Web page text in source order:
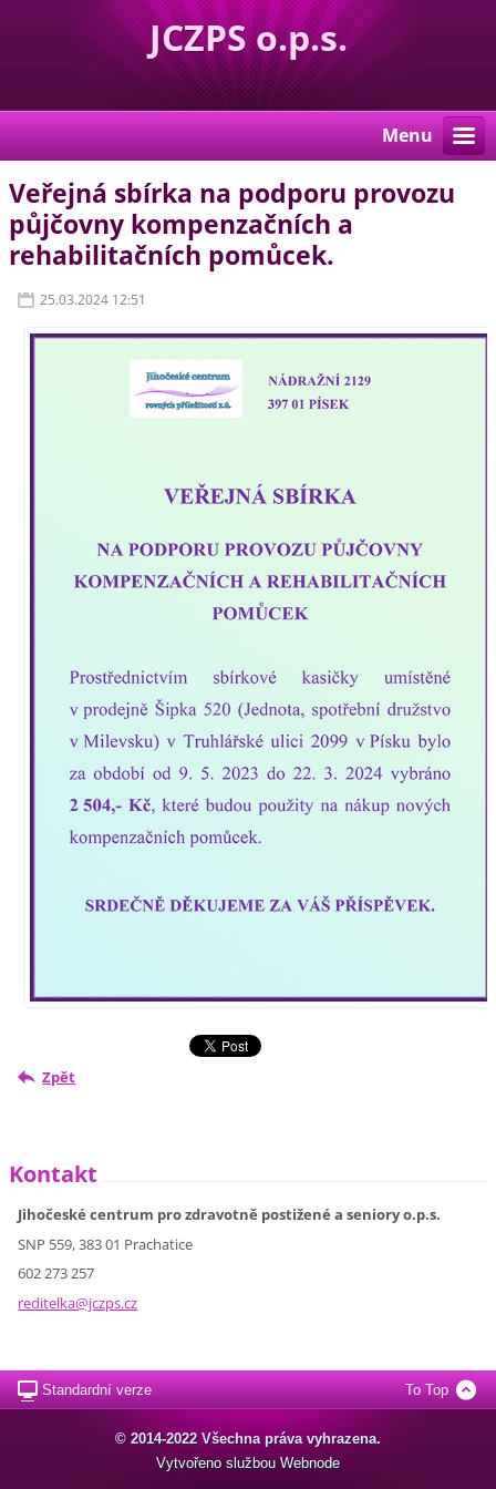
JCZPS o.p.s.
Menu
Veřejná sbírka na podporu provozu
půjčovny kompenzačních a
rehabilitačních pomůcek.
25.03.2024 12:51
Zpět
Kontakt
Jihočeské centrum pro zdravotně postižené a seniory o.p.s.
SNP 559, 383 01 Prachatice
602 273 257
reditelka@jczps.cz
Standardní verze To Top
© 2014-2022 Všechna práva vyhrazena.
Vytvořeno službou Webnode